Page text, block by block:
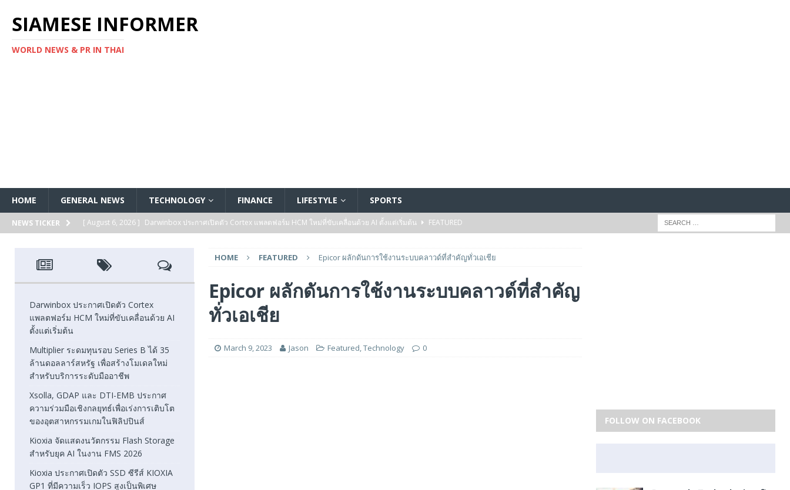
SIAMESE INFORMER
WORLD NEWS & PR IN THAI
HOME GENERAL NEWS TECHNOLOGY FINANCE LIFESTYLE SPORTS
NEWS TICKER [ August 6, 2026 ] Darwinbox ประกาศเปิดตัว Cortex แพลตฟอร์ม HCM ใหม่ที่ขับเคลื่อนด้วย AI ตั้งแต่เริ่มต้น
FEATURED
FEATURED
[ August 6, 2026 ] Xsolla, GDAP และ DTI-EMB ประกาศความร่วมมือเชิงกลยุทธ์เพื่อเร่งการเติบโตของอุตสาหกรรมเกมในฟิลิปปินส์
FEATURED
[ August 5, 2026 ] Kioxia จัดแสดงนวัตกรรม Flash Storage สำหรับยุค AI ในงาน FMS 2026
FEATURED
HOME FEATURED Epicor ผลักดันการใช้งานระบบคลาวด์ที่สำคัญทั่วเอเชีย
Epicor ผลักดันการใช้งานระบบคลาวด์ที่สำคัญ
ทั่วเอเชีย
March 9, 2023 Jason Featured,Technology 0
Darwinbox ประกาศเปิดตัว Cortex
แพลตฟอร์ม HCM ใหม่ที่ขับเคลื่อนด้วย AI
ตั้งแต่เริ่มต้น
Multiplier ระดมทุนรอบ Series B ได้ 35
ล้านดอลลาร์สหรัฐ เพื่อสร้างโมเดลใหม่
สำหรับบริการระดับมืออาชีพ
Xsolla, GDAP และ DTI-EMB ประกาศ
ความร่วมมือเชิงกลยุทธ์เพื่อเร่งการเติบโต
ของอุตสาหกรรมเกมในฟิลิปปินส์
Kioxia จัดแสดงนวัตกรรม Flash Storage
สำหรับยุค AI ในงาน FMS 2026
Kioxia ประกาศเปิดตัว SSD ซีรีส์ KIOXIA
GP1 ที่มีความเร็ว IOPS สูงเป็นพิเศษ
FOLLOW ON FACEBOOK